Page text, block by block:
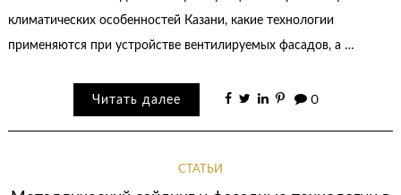
климатических особенностей Казани, какие технологии
применяются при устройстве вентилируемых фасадов, а …
Читать далее 0
СТАТЬИ